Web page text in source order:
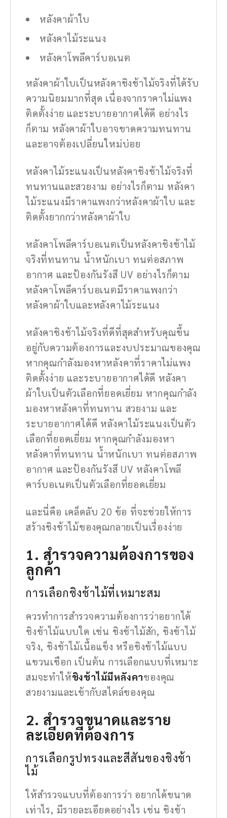
หลังคาผ้าใบ
หลังคาไม้ระแนง
หลังคาโพลีคาร์บอเนต
หลังคาผ้าใบเป็นหลังคาชิงช้าไม้จริงที่ได้รับ
ความนิยมมากที่สุด เนื่องจากราคาไม่แพง
ติดตั้งง่าย และระบายอากาศได้ดี อย่างไร
ก็ตาม หลังคาผ้าใบอาจขาดความทนทาน
และอาจต้องเปลี่ยนใหม่บ่อย
หลังคาไม้ระแนงเป็นหลังคาชิงช้าไม้จริงที่
ทนทานและสวยงาม อย่างไรก็ตาม หลังคา
ไม้ระแนงมีราคาแพงกว่าหลังคาผ้าใบ และ
ติดตั้งยากกว่าหลังคาผ้าใบ
หลังคาโพลีคาร์บอเนตเป็นหลังคาชิงช้าไม้
จริงที่ทนทาน น้ำหนักเบา ทนต่อสภาพ
อากาศ และป้องกันรังสี UV อย่างไรก็ตาม
หลังคาโพลีคาร์บอเนตมีราคาแพงกว่า
หลังคาผ้าใบและหลังคาไม้ระแนง
หลังคาชิงช้าไม้จริงที่ดีที่สุดสำหรับคุณขึ้น
อยู่กับความต้องการและงบประมาณของคุณ
หากคุณกำลังมองหาหลังคาที่ราคาไม่แพง
ติดตั้งง่าย และระบายอากาศได้ดี หลังคา
ผ้าใบเป็นตัวเลือกที่ยอดเยี่ยม หากคุณกำลัง
มองหาหลังคาที่ทนทาน สวยงาม และ
ระบายอากาศได้ดี หลังคาไม้ระแนงเป็นตัว
เลือกที่ยอดเยี่ยม หากคุณกำลังมองหา
หลังคาที่ทนทาน น้ำหนักเบา ทนต่อสภาพ
อากาศ และป้องกันรังสี UV หลังคาโพลี
คาร์บอเนตเป็นตัวเลือกที่ยอดเยี่ยม
และนี่คือ เคล็ดลับ 20 ข้อ ที่จะช่วยให้การ
สร้างชิงช้าไม้ของคุณกลายเป็นเรื่องง่าย
1. สำรวจความต้องการของ
ลูกค้า
การเลือกชิงช้าไม้ที่เหมาะสม
ควรทำการสำรวจความต้องการว่าอยากได้
ชิงช้าไม้แบบใด เช่น ชิงช้าไม้สัก, ชิงช้าไม้
จริง, ชิงช้าไม้เนื้อแข็ง หรือชิงช้าไม้แบบ
แขวนเชือก เป็นต้น การเลือกแบบที่เหมาะ
สมจะทำให้ชิงช้าไม้มีหลังคาของคุณ
สวยงามและเข้ากับสไตล์ของคุณ
2. สำรวจขนาดและราย
ละเอียดที่ต้องการ
การเลือกรูปทรงและสีสันของชิงช้า
ไม้
ให้สำรวจแบบที่ต้องการว่า อยากได้ขนาด
เท่าไร, มีรายละเอียดอย่างไร เช่น ชิงช้า